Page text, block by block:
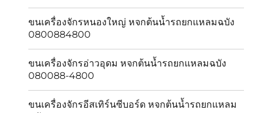
ขนเครื่องจักรหนองใหญ่ หจกต้นน้ำรถยกแหลมฉบัง
0800884800
ขนเครื่องจักรอ่าวอุดม หจกต้นน้ำรถยกแหลมฉบัง
080088-4800
ขนเครื่องจักรอีสเทิร์นซีบอร์ด หจกต้นน้ำรถยกแหลม